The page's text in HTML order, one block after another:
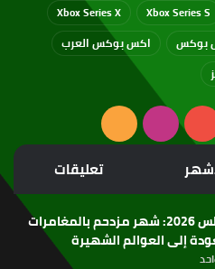
Xbox Series S
Xbox Series X
بوكس
اكس بوكس العرب
‫YouTubeانستقرامملخص
الموقع
RSS
تعليقات
ألعاب أغسطس 2026: شهر مزدحم بالمغامرات
إلى العوالم الشهيرة